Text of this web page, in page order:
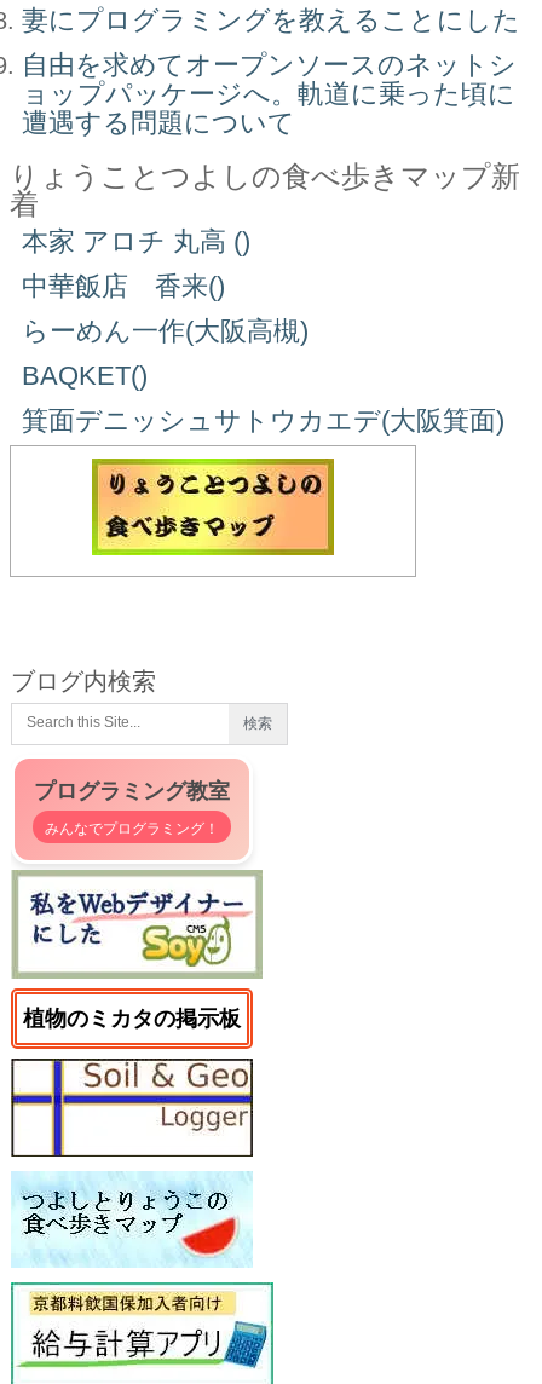
妻にプログラミングを教えることにした
自由を求めてオープンソースのネットシ
ョップパッケージへ。軌道に乗った頃に
遭遇する問題について
りょうことつよしの食べ歩きマップ新
着
本家 アロチ 丸高 ()
中華飯店 香来()
らーめん一作(大阪高槻)
BAQKET()
箕面デニッシュサトウカエデ(大阪箕面)
ブログ内検索
プログラミング教室
みんなでプログラミング！
植物のミカタの掲示板